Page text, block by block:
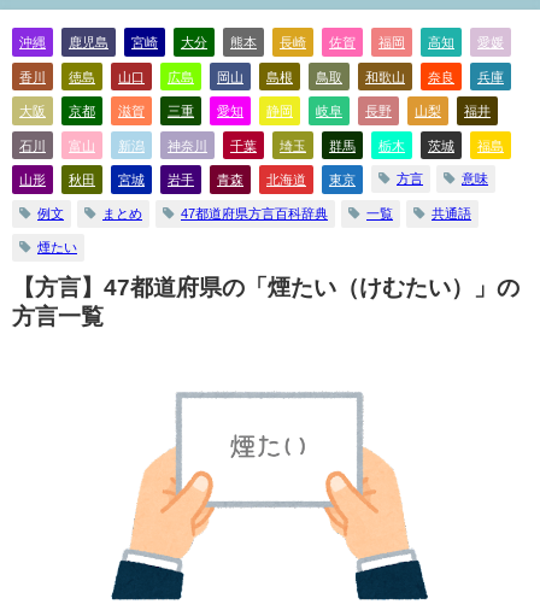
沖縄 鹿児島 宮崎 大分 熊本 長崎 佐賀 福岡 高知 愛媛
香川 徳島 山口 広島 岡山 島根 鳥取 和歌山 奈良 兵庫
大阪 京都 滋賀 三重 愛知 静岡 岐阜 長野 山梨 福井
石川 富山 新潟 神奈川 千葉 埼玉 群馬 栃木 茨城 福島
山形 秋田 宮城 岩手 青森 北海道 東京 方言 意味
例文 まとめ 47都道府県方言百科辞典 一覧 共通語
煙たい
【方言】47都道府県の「煙たい（けむたい）」の
方言一覧